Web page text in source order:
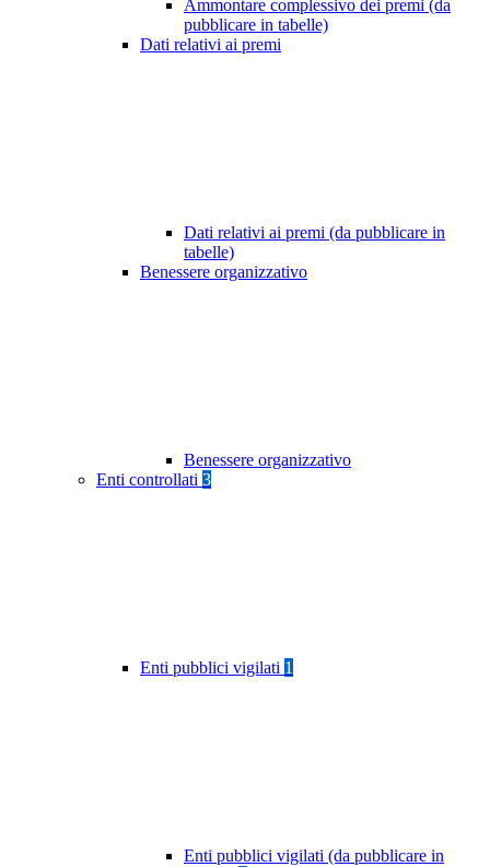
Ammontare complessivo dei premi (da
pubblicare in tabelle)
Dati relativi ai premi
Dati relativi ai premi (da pubblicare in
tabelle)
Benessere organizzativo
Benessere organizzativo
Enti controllati 3
Enti pubblici vigilati 1
Enti pubblici vigilati (da pubblicare in